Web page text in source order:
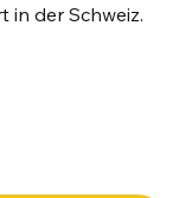
in der Schweiz.